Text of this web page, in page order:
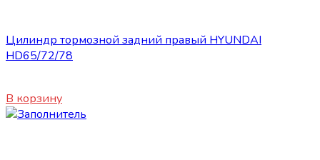
Цилиндр тормозной задний правый HYUNDAI
HD65/72/78
В корзину